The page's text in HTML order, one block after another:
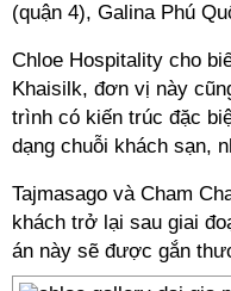
(quận 4), Galina Phú
Chloe Hospitality cho
Khaisilk, đơn vị này
trình có kiến trúc đặc
dạng chuỗi khách sạn,
Tajmasago và Cham
khách trở lại sau giai
án này sẽ được gắn